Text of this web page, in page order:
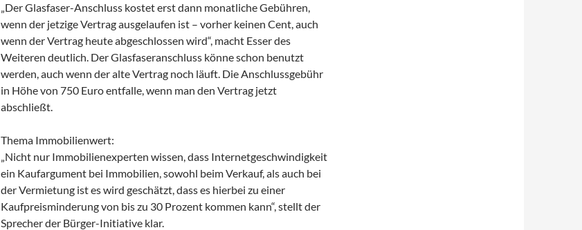
„Der Glasfaser-Anschluss kostet erst dann monatliche Gebühren,
wenn der jetzige Vertrag ausgelaufen ist – vorher keinen Cent, auch
wenn der Vertrag heute abgeschlossen wird“, macht Esser des
Weiteren deutlich. Der Glasfaseranschluss könne schon benutzt
werden, auch wenn der alte Vertrag noch läuft. Die Anschlussgebühr
in Höhe von 750 Euro entfalle, wenn man den Vertrag jetzt
abschließt.
Thema Immobilienwert:
„Nicht nur Immobilienexperten wissen, dass Internetgeschwindigkeit
ein Kaufargument bei Immobilien, sowohl beim Verkauf, als auch bei
der Vermietung ist es wird geschätzt, dass es hierbei zu einer
Kaufpreisminderung von bis zu 30 Prozent kommen kann“, stellt der
Sprecher der Bürger-Initiative klar.